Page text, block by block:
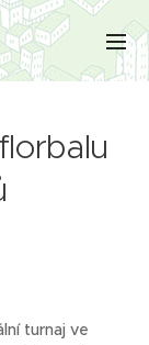
turnaj ve